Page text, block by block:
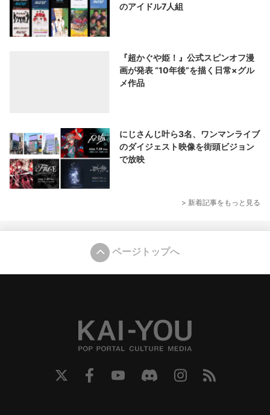
のアイドル7人組
『超かぐや姫！』公式スピンオフ漫
画が発表 “10年後”を描く日常×グル
メ作品
にじさんじ叶ら3名、ワンマンライブ
のダイジェスト映像を街頭ビジョン
で放映
> 新着記事をもっと見る
ページトップへ